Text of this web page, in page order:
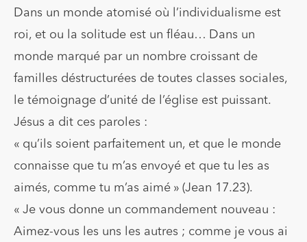
Dans un monde atomisé où l’individualisme est
roi, et ou la solitude est un fléau… Dans un
monde marqué par un nombre croissant de
familles déstructurées de toutes classes sociales,
le témoignage d’unité de l’église est puissant.
Jésus a dit ces paroles :
« qu’ils soient parfaitement un, et que le monde
connaisse que tu m’as envoyé et que tu les as
aimés, comme tu m’as aimé » (Jean 17.23).
« Je vous donne un commandement nouveau :
Aimez-vous les uns les autres ; comme je vous ai